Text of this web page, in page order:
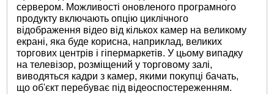
сервером. Можливості оновленого програмного
продукту включають опцію циклічного
відображення відео від кількох камер на великому
екрані, яка буде корисна, наприклад, великих
торгових центрів і гіпермаркетів. У цьому випадку
на телевізор, розміщений у торговому залі,
виводяться кадри з камер, якими покупці бачать,
що об'єкт перебуває під відеоспостереженням.